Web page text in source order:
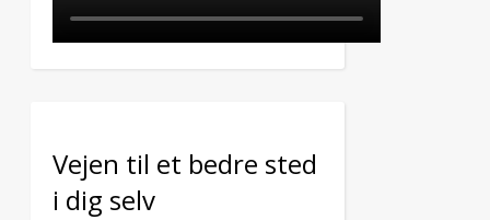
Vejen til et bedre sted
i dig selv